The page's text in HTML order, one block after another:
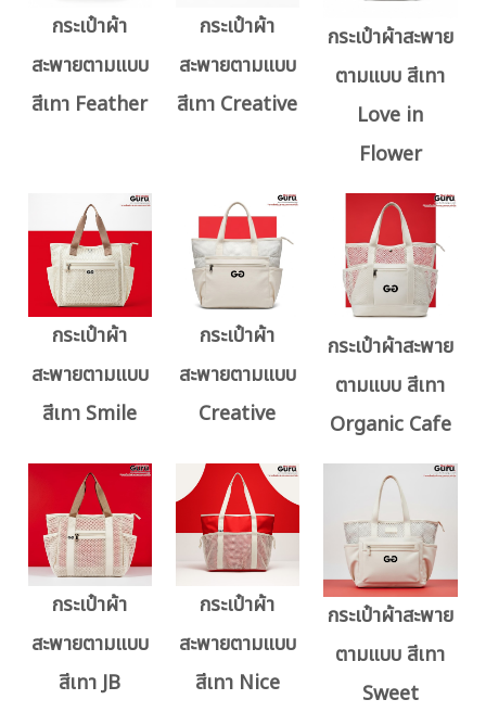
กระเป๋าผ้า
สะพายตามแบบ
สีเทา Feather
กระเป๋าผ้า
สะพายตามแบบ
สีเทา Creative
กระเป๋าผ้าสะพาย
ตามแบบ สีเทา
Love in
Flower
กระเป๋าผ้า
สะพายตามแบบ
สีเทา Smile
กระเป๋าผ้า
สะพายตามแบบ
Creative
กระเป๋าผ้าสะพาย
ตามแบบ สีเทา
Organic Cafe
กระเป๋าผ้า
สะพายตามแบบ
สีเทา JB
กระเป๋าผ้า
สะพายตามแบบ
สีเทา Nice
กระเป๋าผ้าสะพาย
ตามแบบ สีเทา
Sweet